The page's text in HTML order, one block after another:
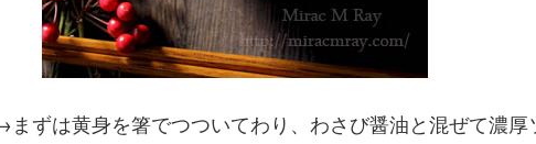
ずは黄身を箸でつついてわり、わさび醤油と混ぜて濃厚